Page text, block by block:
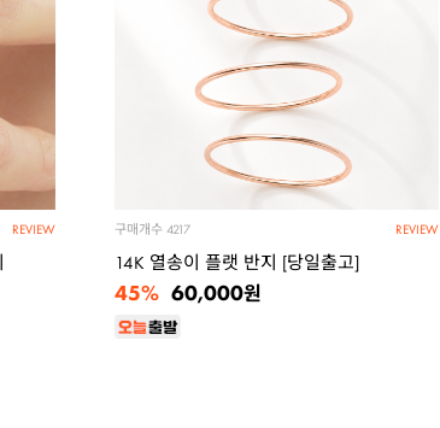
REVIEW REVIEW
구매개수4217
14K 열송이 플랫 반지 [당일출고]
60,000원
45%